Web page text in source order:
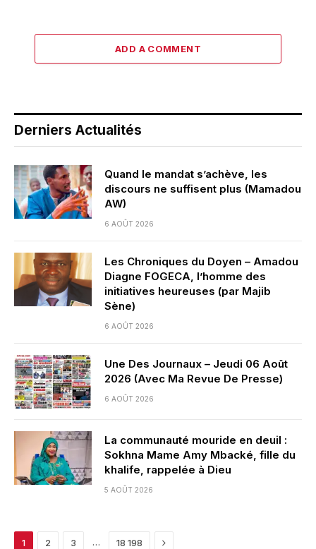
ADD A COMMENT
Derniers Actualités
Quand le mandat s’achève, les
discours ne suffisent plus (Mamadou
AW)
6 AOÛT 2026
Les Chroniques du Doyen – Amadou
Diagne FOGECA, l’homme des
initiatives heureuses (par Majib
Sène)
6 AOÛT 2026
Une Des Journaux – Jeudi 06 Août
2026 (Avec Ma Revue De Presse)
6 AOÛT 2026
La communauté mouride en deuil :
Sokhna Mame Amy Mbacké, fille du
khalife, rappelée à Dieu
5 AOÛT 2026
1 2 3 … 18 198 Next